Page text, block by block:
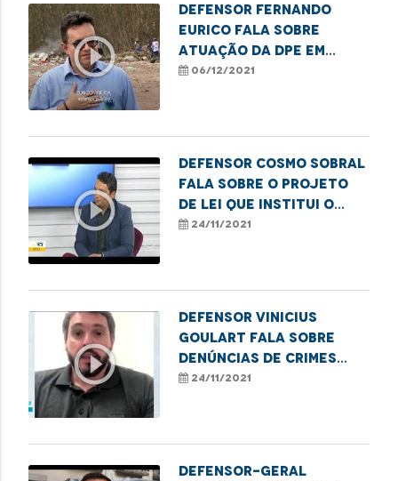
play_circle_outline
Defensor Fernando
Eurico fala sobre
atuação da DPE em
favor das famílias de
06/12/2021
play_circle_outline
Defensor Cosmo Sobral
fala sobre o projeto
de lei que institui o
Estatuto da Pessoa
24/11/2021
play_circle_outline
Defensor Vinicius
Goulart fala sobre
denúncias de crimes
contra a pessoa idosa
24/11/2021
Defensor-geral